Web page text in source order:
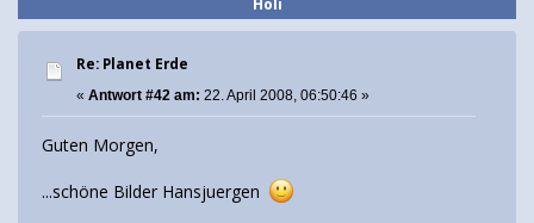
Re: Planet Erde
« Antwort #42 am: 22. April 2008, 06:50:46 »
Guten Morgen,
...schöne Bilder Hansjuergen